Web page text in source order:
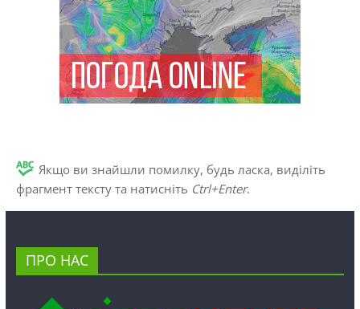
Якщо ви знайшли помилку, будь ласка, виділіть
фрагмент тексту та натисніть Ctrl+Enter.
ПРО НАС